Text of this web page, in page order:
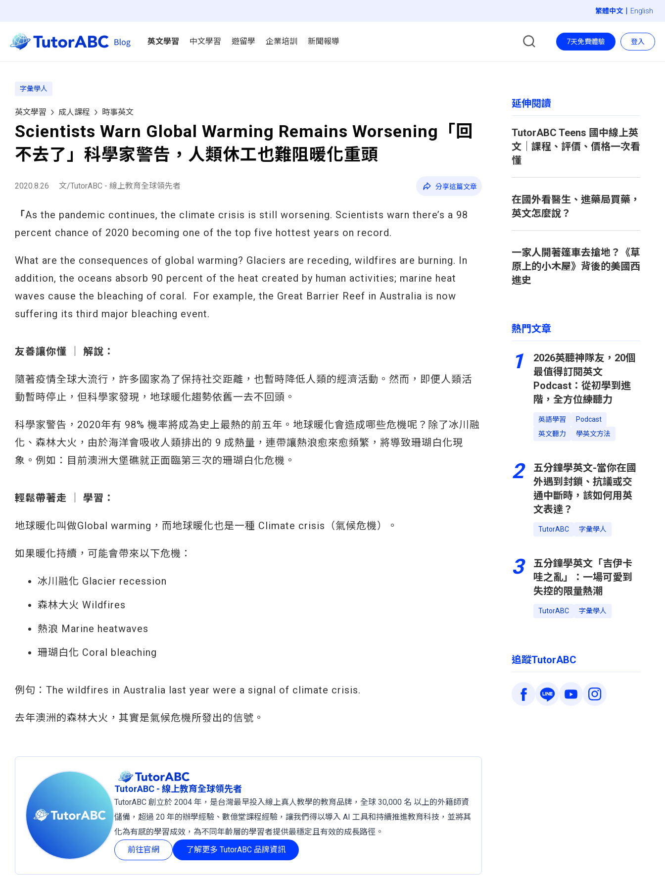
| English
英文學習 中文學習 遊留學 企業培訓 新聞報導 7天免費體驗 登入
字彙學人
英文學習 成人課程 時事英文
Scientists Warn Global Warming Remains Worsening「回
不去了」科學家警告，人類休工也難阻暖化重頭
2020.8.26 文/TutorABC - 線上教育全球領先者 分享這篇文章
「As the pandemic continues, the climate crisis is still worsening. Scientists warn there’s a 98
percent chance of 2020 becoming one of the top five hottest years on record.
What are the consequences of global warming? Glaciers are receding, wildfires are burning. In
addition, the oceans absorb 90 percent of the heat created by human activities; marine heat
waves cause the bleaching of coral. For example, the Great Barrier Reef in Australia is now
suffering its third major bleaching event.
友善讓你懂 │ 解說：
隨著疫情全球大流行，許多國家為了保持社交距離，也暫時降低人類的經濟活動。然而，即便人類活
動暫時停止，但科學家發現，地球暖化趨勢依舊一去不回頭。
科學家警告，2020年有 98% 機率將成為史上最熱的前五年。地球暖化會造成哪些危機呢？除了冰川融
化、森林大火，由於海洋會吸收人類排出的 9 成熱量，連帶讓熱浪愈來愈頻繁，將導致珊瑚白化現
象。例如：目前澳洲大堡礁就正面臨第三次的珊瑚白化危機。
輕鬆帶著走 │ 學習：
地球暖化叫做Global warming，而地球暖化也是一種 Climate crisis（氣候危機）。
如果暖化持續，可能會帶來以下危機：
冰川融化 Glacier recession
森林大火 Wildfires
熱浪 Marine heatwaves
珊瑚白化 Coral bleaching
例句：The wildfires in Australia last year were a signal of climate crisis.
去年澳洲的森林大火，其實是氣候危機所發出的信號。
TutorABC - 線上教育全球領先者
TutorABC 創立於 2004 年，是台灣最早投入線上真人教學的教育品牌，全球 30,000 名 以上的外籍師資
儲備，超過 20 年的辦學經驗、數億堂課程經驗，讓我們得以導入 AI 工具和持續推進教育科技，並將其
化為有感的學習成效，為不同年齡層的學習者提供最穩定且有效的成長路徑。
前往官網
了解更多 TutorABC 品牌資訊
延伸閱讀
TutorABC Teens 國中線上英
文｜課程、評價、價格一次看
懂
在國外看醫生、進藥局買藥，
英文怎麼說？
一家人開著篷車去搶地？《草
原上的小木屋》背後的美國西
進史
熱門文章
1
2026英聽神隊友，20個
最值得訂閱英文
Podcast：從初學到進
階，全方位練聽力
英語學習
Podcast
英文聽力
學英文方法
2
五分鐘學英文-當你在國
外遇到封鎖、抗議或交
通中斷時，該如何用英
文表達？
TutorABC 字彙學人
3
五分鐘學英文「吉伊卡
哇之亂」：一場可愛到
失控的限量熱潮
TutorABC 字彙學人
追蹤TutorABC